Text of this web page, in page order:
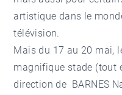
artistique dans le
télévision.
Mais du 17 au 20 mai,
magnifique stade (tout
direction de BARNES